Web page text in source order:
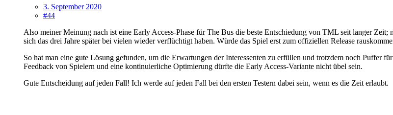
3. September 2020
#44
Also meiner Meinung nach ist eine Early Access-Phase für The Bus die beste Entschiedung von TML seit langer
sich das drei Jahre später bei vielen wieder verflüchtigt haben. Würde das Spiel erst zum offiziellen Release
So hat man eine gute Lösung gefunden, um die Erwartungen der Interessenten zu erfüllen und trotzdem noch Puffer
Feedback von Spielern und eine kontinuierliche Optimierung dürfte die Early Access-Variante nicht übel sein.
Gute Entscheidung auf jeden Fall! Ich werde auf jeden Fall bei den ersten Testern dabei sein, wenn es die Zeit erlaubt.